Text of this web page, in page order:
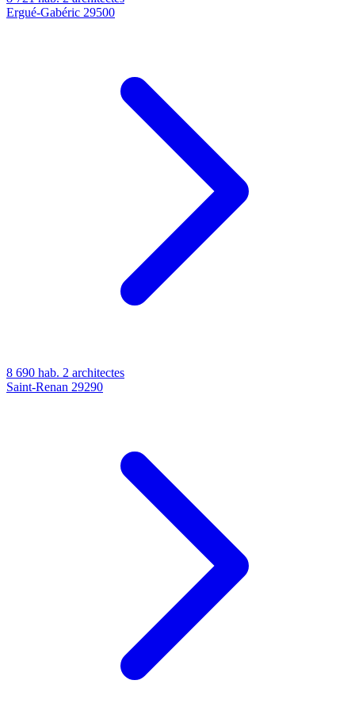
Ergué-Gabéric 29500
8 690 hab. 2 architectes
Saint-Renan 29290